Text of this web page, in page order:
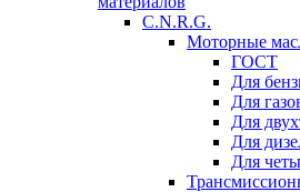
C.N.R.G.
Моторные
ГОСТ
Для
Для
Для
Для
Для